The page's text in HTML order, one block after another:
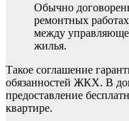
Обычно
ремонтных
между
жилья.
Такое соглашение
обязанностей ЖКХ. В
предоставление
квартире.